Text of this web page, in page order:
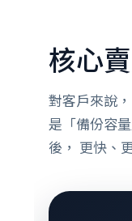
核心
對客戶來說
是「備份容
後， 更快、